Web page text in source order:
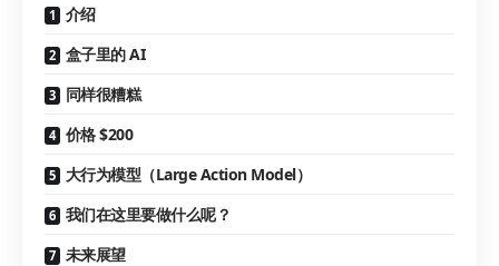
介绍
盒子里的 AI
同样很糟糕
价格 $200
大行为模型（Large Action Model）
我们在这里要做什么呢？
未来展望